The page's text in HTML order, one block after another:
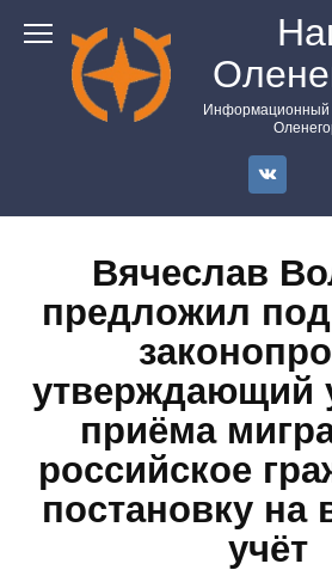
контенту
Информационный
Вячеслав
предложил
утверждающий
приёма
российское
постановку на
учёт